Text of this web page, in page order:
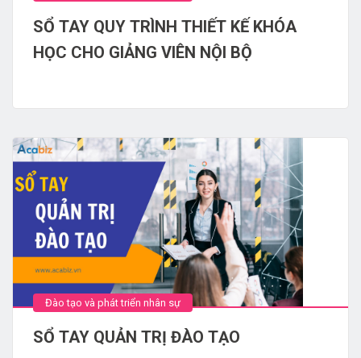
SỔ TAY QUY TRÌNH THIẾT KẾ KHÓA
HỌC CHO GIẢNG VIÊN NỘI BỘ
Đào tạo và phát triển nhân sự
SỔ TAY QUẢN TRỊ ĐÀO TẠO